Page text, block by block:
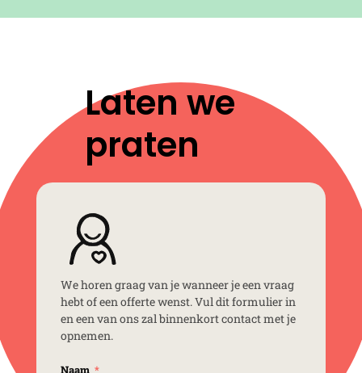
Laten we
praten
We horen graag van je wanneer je een vraag
hebt of een offerte wenst. Vul dit formulier in
en een van ons zal binnenkort contact met je
opnemen.
Naam